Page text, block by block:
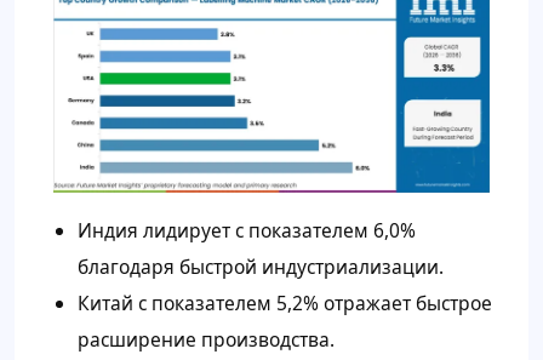
Индия лидирует с показателем 6,0%
благодаря быстрой индустриализации.
Китай с показателем 5,2% отражает быстрое
расширение производства.